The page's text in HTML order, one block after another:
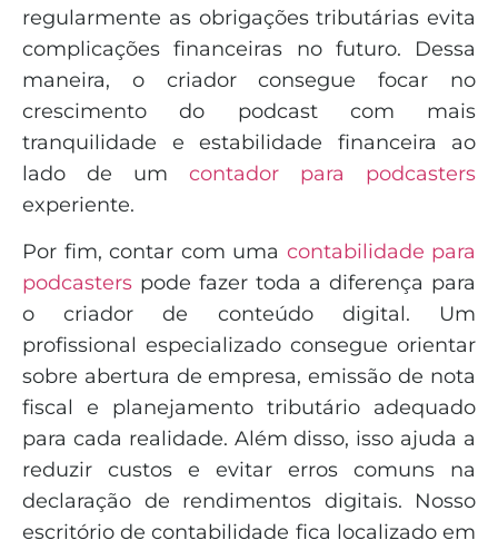
regularmente as obrigações tributárias evita
complicações financeiras no futuro. Dessa
maneira, o criador consegue focar no
crescimento do podcast com mais
tranquilidade e estabilidade financeira ao
lado de um contador para podcasters
experiente.
Por fim, contar com uma contabilidade para
podcasters pode fazer toda a diferença para
o criador de conteúdo digital. Um
profissional especializado consegue orientar
sobre abertura de empresa, emissão de nota
fiscal e planejamento tributário adequado
para cada realidade. Além disso, isso ajuda a
reduzir custos e evitar erros comuns na
declaração de rendimentos digitais. Nosso
escritório de contabilidade fica localizado em